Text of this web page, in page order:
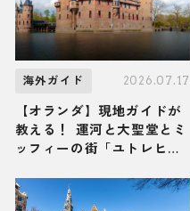
海外ガイド 2026.07.17
【オランダ】現地ガイドが
教える！ 運河と大聖堂とミ
ッフィーの街「ユトレヒ
メ・お土産3選